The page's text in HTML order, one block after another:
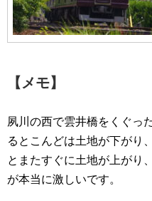
【メモ】
夙川の西で雲井橋をくぐっ
るとこんどは土地が下がり
とまたすぐに土地が上がり
が本当に激しいです。